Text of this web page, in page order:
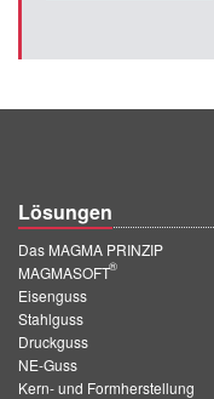
Lösungen
Das MAGMA PRINZIP
MAGMASOFT
®
Eisenguss
Stahlguss
Druckguss
NE-Guss
Kern- und Formherstellung